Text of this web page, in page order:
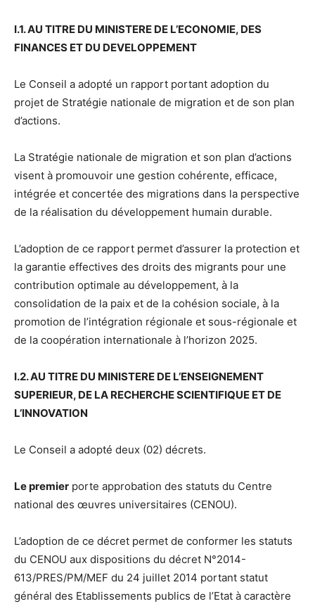
I.1. AU TITRE DU MINISTERE DE L’ECONOMIE, DES
FINANCES ET DU DEVELOPPEMENT
Le Conseil a adopté un rapport portant adoption du
projet de Stratégie nationale de migration et de son plan
d’actions.
La Stratégie nationale de migration et son plan d’actions
visent à promouvoir une gestion cohérente, efficace,
intégrée et concertée des migrations dans la perspective
de la réalisation du développement humain durable.
L’adoption de ce rapport permet d’assurer la protection et
la garantie effectives des droits des migrants pour une
contribution optimale au développement, à la
consolidation de la paix et de la cohésion sociale, à la
promotion de l’intégration régionale et sous-régionale et
de la coopération internationale à l’horizon 2025.
I.2. AU TITRE DU MINISTERE DE L’ENSEIGNEMENT
SUPERIEUR, DE LA RECHERCHE SCIENTIFIQUE ET DE
L’INNOVATION
Le Conseil a adopté deux (02) décrets.
Le premier porte approbation des statuts du Centre
national des œuvres universitaires (CENOU).
L’adoption de ce décret permet de conformer les statuts
du CENOU aux dispositions du décret N°2014-
613/PRES/PM/MEF du 24 juillet 2014 portant statut
général des Etablissements publics de l’Etat à caractère